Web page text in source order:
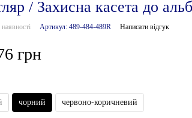
/ Захисна касета до
Артикул: 489-484-489R Написати відгук
грн
чорний червоно-коричневий